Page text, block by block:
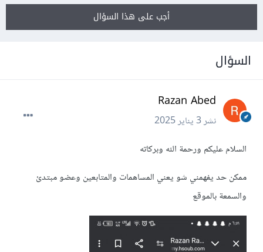
أجب على هذا السؤال
السؤال
Razan Abed
نشر3 يناير 2025
السلام عليكم ورحمة الله وبركاته
ممكن حد يفهمني شو يعني المساهمات والمتابعين وعضو مبتدئ
والسمعة بالموقع